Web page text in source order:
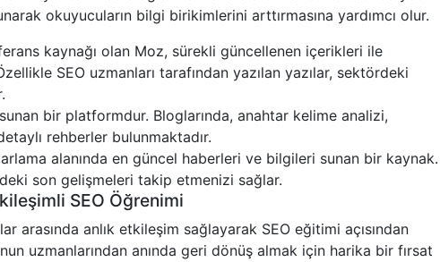
okuyucuların bilgi birikimlerini arttırmasına yardımcı olur.
kaynağı olan Moz, sürekli güncellenen içerikleri ile
SEO uzmanları tarafından yazılan yazılar, sektördeki
bir platformdur. Bloglarında, anahtar kelime analizi,
rehberler bulunmaktadır.
alanında en güncel haberleri ve bilgileri sunan bir kaynak.
son gelişmeleri takip etmenizi sağlar.
SEO Öğrenimi
arasında anlık etkileşim sağlayarak SEO eğitimi açısından
uzmanlarından anında geri dönüş almak için harika bir fırsat